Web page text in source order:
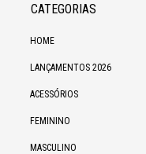
CATEGORIAS
HOME
LANÇAMENTOS 2026
ACESSÓRIOS
FEMININO
MASCULINO